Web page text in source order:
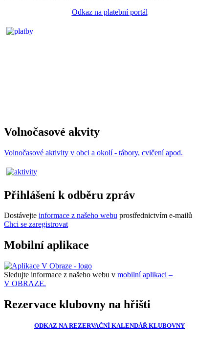
Odkaz na platební portál
Volnočasové akvity
Volnočasové aktivity v obci a okolí - tábory, cvičení apod.
Přihlášení k odběru zpráv
Dostávejte informace z našeho webu prostřednictvím e-mailů
Chci se zaregistrovat
Mobilní aplikace
Sledujte informace z našeho webu v mobilní aplikaci –
V OBRAZE.
Rezervace klubovny na hřišti
ODKAZ NA REZERVAČNÍ KALENDÁŘ KLUBOVNY